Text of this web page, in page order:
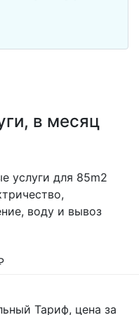
в месяц
услуги для 85m2
воду и вывоз
Тариф, цена за